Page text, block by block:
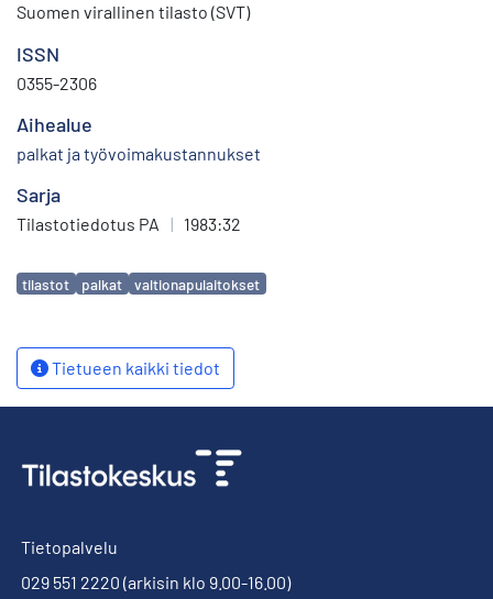
Suomen virallinen tilasto (SVT)
ISSN
0355-2306
Aihealue
palkat ja työvoimakustannukset
Sarja
Tilastotiedotus PA | 1983:32
Avainsanat
tilastot palkat valtionapulaitokset
Tietueen kaikki tiedot
Tietopalvelu
029 551 2220 (arkisin klo 9.00-16.00)